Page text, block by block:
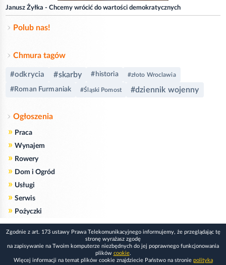
Janusz Żyłka - Chcemy wrócić do wartości demokratycznych
Polub nas!
Chmura tagów
#odkrycia #skarby #historia #złoto Wroclawia
#Roman Furmaniak #Śląski Pomost #dziennik wojenny
Ogłoszenia
» Praca
» Wynajem
» Rowery
» Dom i Ogród
» Usługi
» Serwis
» Pożyczki
Zgodnie z art. 173 ustawy Prawa Telekomunikacyjnego informujemy, że przeglądając tę
stronę wyrażasz zgodę
na zapisywanie na Twoim komputerze niezbędnych do jej poprawnego funkcjonowania
plików cookie.
Więcej informacji na temat plików cookie znajdziecie Państwo na stronie polityka